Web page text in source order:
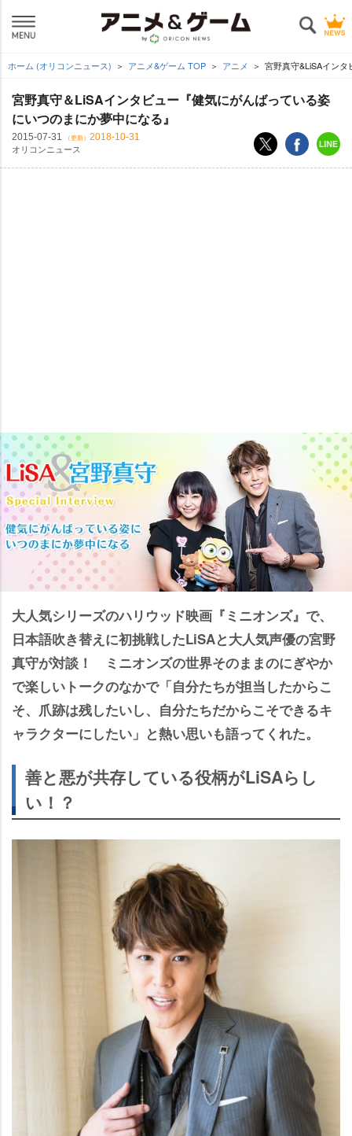
ホーム (オリコンニュース) アニメ&ゲーム TOP アニメ 宮野真守&LiSAイン
宮野真守＆LiSAインタビュー『健気にがんばっている姿
にいつのまにか夢中になる』
2015-07-31 （更新） 2018-10-31
オリコンニュース
大人気シリーズのハリウッド映画『ミニオンズ』で、
日本語吹き替えに初挑戦したLiSAと大人気声優の宮野
真守が対談！ ミニオンズの世界そのままのにぎやか
で楽しいトークのなかで「自分たちが担当したからこ
そ、爪跡は残したいし、自分たちだからこそできるキ
ャラクターにしたい」と熱い思いも語ってくれた。
善と悪が共存している役柄がLiSAらし
い！？